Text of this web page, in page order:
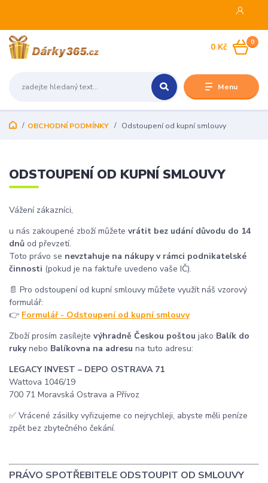
Menu
0
0 Kč
OBCHODNÍ PODMÍNKY Odstoupení od kupní smlouvy
ODSTOUPENÍ OD KUPNÍ SMLOUVY
Vážení zákazníci,
u nás zakoupené zboží můžete vrátit bez udání důvodu do 14
dnů od převzetí.
Toto právo se nevztahuje na nákupy v rámci podnikatelské
činnosti (pokud je na faktuře uvedeno vaše IČ).
📄 Pro odstoupení od kupní smlouvy můžete využít náš vzorový
formulář:
👉 Formulář - Odstoupení od kupní smlouvy
Zboží prosím zasílejte výhradně Českou poštou jako Balík do
rukynebo Balíkovna na adresu na tuto adresu:
LEGACY INVEST – DEPO OSTRAVA 71
Wattova 1046/19
700 71 Moravská Ostrava a Přívoz
✅ Vrácené zásilky vyřizujeme co nejrychleji, abyste měli peníze
zpět bez zbytečného čekání.
PRÁVO SPOTŘEBITELE ODSTOUPIT OD SMLOUVY